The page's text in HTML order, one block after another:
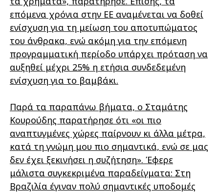
επόμενα χρόνια στην ΕΕ αναμένεται να δοθεί
ενίσχυση για τη μείωση του αποτυπώματος
του άνθρακα, ενώ ακόμη για την επόμενη
προγραμματική περίοδο υπάρχει πρόταση να
αυξηθεί μέχρι 25% η ετήσια συνδεδεμένη
ενίσχυση για το βαμβάκι.
Παρά τα παραπάνω βήματα, ο Σταμάτης
Κουρούδης παρατήρησε ότι «οι πιο
αναπτυγμένες χώρες παίρνουν κι άλλα μέτρα,
κατά τη γνώμη μου πιο σημαντικά, ενώ σε μας
δεν έχει ξεκινήσει η συζήτηση». Έφερε
μάλιστα συγκεκριμένα παραδείγματα: Στη
Βραζιλία έγιναν πολύ σημαντικές υποδομές